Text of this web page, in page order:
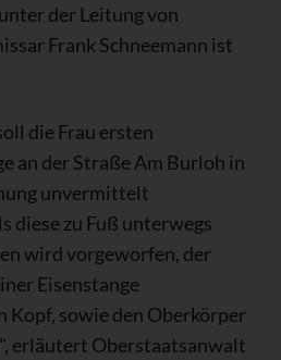
der Leitung von
Frank Schneemann ist
die Frau ersten
an der Straße Am Burloh in
unvermittelt
diese zu Fuß unterwegs
wird vorgeworfen, der
Eisenstange
Kopf, sowie den Oberkörper
erläutert Oberstaatsanwalt